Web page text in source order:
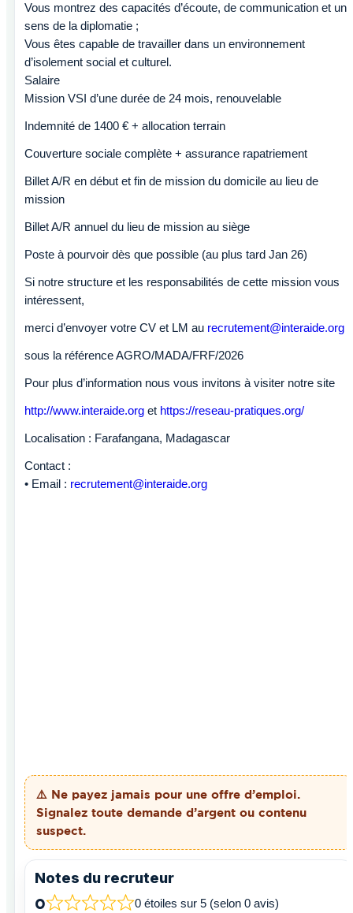
Vous montrez des capacités d’écoute, de communication et un
sens de la diplomatie ;
Vous êtes capable de travailler dans un environnement
d’isolement social et culturel.
Salaire
Mission VSI d’une durée de 24 mois, renouvelable
Indemnité de 1400 € + allocation terrain
Couverture sociale complète + assurance rapatriement
Billet A/R en début et fin de mission du domicile au lieu de
mission
Billet A/R annuel du lieu de mission au siège
Poste à pourvoir dès que possible (au plus tard Jan 26)
Si notre structure et les responsabilités de cette mission vous
intéressent,
merci d’envoyer votre CV et LM au recrutement@interaide.org
sous la référence AGRO/MADA/FRF/2026
Pour plus d’information nous vous invitons à visiter notre site
http://www.interaide.org et https://reseau-pratiques.org/
Localisation : Farafangana, Madagascar
Contact :
• Email : recrutement@interaide.org
⚠️ Ne payez jamais pour une offre d’emploi.
Signalez toute demande d’argent ou contenu
suspect.
Notes du recruteur
0 0 étoiles sur 5 (selon 0 avis)